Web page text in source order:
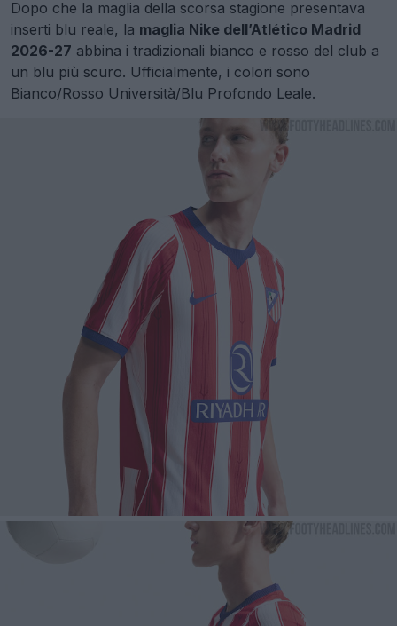
Dopo che la maglia della scorsa stagione presentava
inserti blu reale, la maglia Nike dell’Atlético Madrid
2026-27 abbina i tradizionali bianco e rosso del club a
un blu più scuro. Ufficialmente, i colori sono
Bianco/Rosso Università/Blu Profondo Leale.